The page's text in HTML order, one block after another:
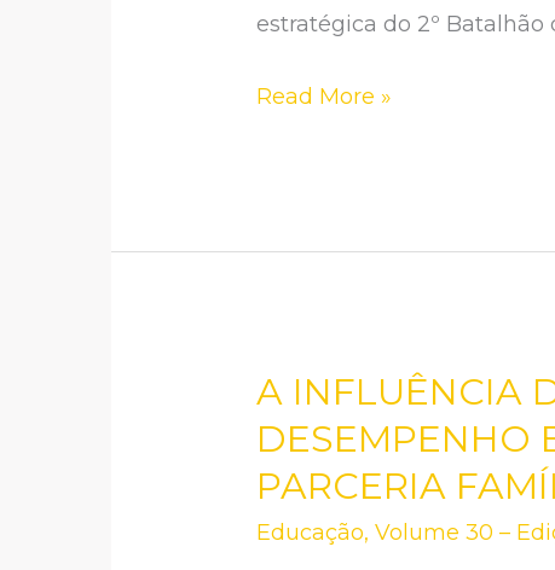
estratégica do 2º Batalhão
DO
POLICIAMENTO
DO
NORDESTE
PARAENSE
Read More »
A INFLUÊNCIA
DESEMPENHO
PARCERIA
Educação,Volume 30 –
A
INFLUÊNCIA
PARTICIPAÇÃO
PARENTAL